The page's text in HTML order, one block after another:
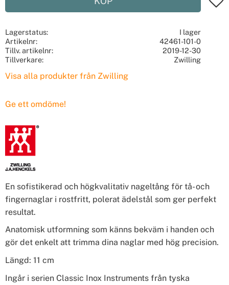
Lagerstatus
I lager
Artikelnr
42461-101-0
Tillv. artikelnr
2019-12-30
Tillverkare
Zwilling
Visa alla produkter från Zwilling
Ge ett omdöme!
En sofistikerad och högkvalitativ nageltång för tå- och
fingernaglar i rostfritt, polerat ädelstål som ger perfekt
resultat.
Anatomisk utformning som känns bekväm i handen och
gör det enkelt att trimma dina naglar med hög precision.
Längd: 11 cm
Ingår i serien Classic Inox Instruments från tyska